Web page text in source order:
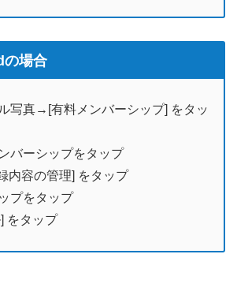
場合
写真→[有料メンバーシップ] をタッ
バーシップをタップ
内容の管理] をタップ
プをタップ
をタップ